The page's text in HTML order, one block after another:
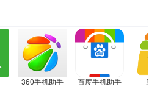
360手机助手 百度手机助手 应